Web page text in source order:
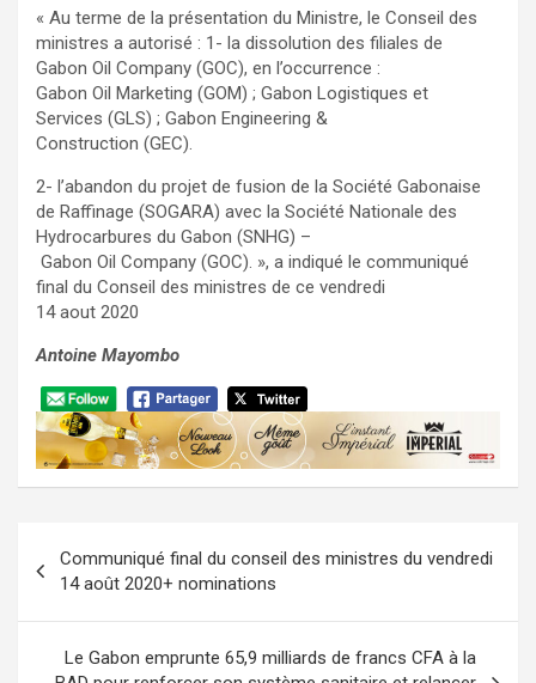
« Au terme de la présentation du Ministre, le Conseil des
ministres a autorisé : 1- la dissolution des filiales de
Gabon Oil Company (GOC), en l’occurrence :
Gabon Oil Marketing (GOM) ; Gabon Logistiques et
Services (GLS) ; Gabon Engineering &
Construction (GEC).
2- l’abandon du projet de fusion de la Société Gabonaise
de Raffinage (SOGARA) avec la Société Nationale des
Hydrocarbures du Gabon (SNHG) –
Gabon Oil Company (GOC). », a indiqué le communiqué
final du Conseil des ministres de ce vendredi
14 aout 2020
Antoine Mayombo
de
l’article
Communiqué final du conseil des ministres du vendredi
14 août 2020+ nominations
Le Gabon emprunte 65,9 milliards de francs CFA à la